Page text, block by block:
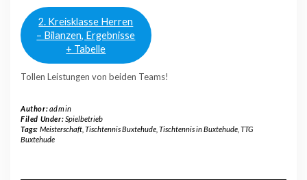
2. Kreisklasse Herren
– Bilanzen, Ergebnisse
+ Tabelle
Tollen Leistungen von beiden Teams!
Author:admin
Filed Under:Spielbetrieb
Tags: Meisterschaft, Tischtennis Buxtehude, Tischtennis in Buxtehude, TTG
Buxtehude